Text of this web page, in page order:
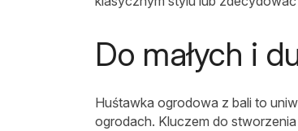
Do małych i
Huśtawka ogrodowa z bali to
ogrodach. Kluczem do